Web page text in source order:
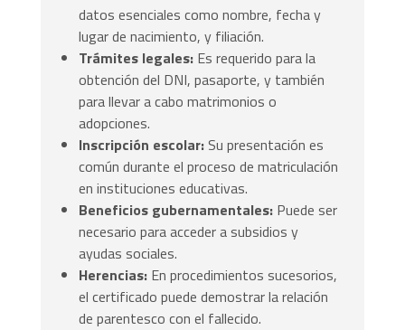
datos esenciales como nombre, fecha y
lugar de nacimiento, y filiación.
Trámites legales: Es requerido para la
obtención del DNI, pasaporte, y también
para llevar a cabo matrimonios o
adopciones.
Inscripción escolar: Su presentación es
común durante el proceso de matriculación
en instituciones educativas.
Beneficios gubernamentales: Puede ser
necesario para acceder a subsidios y
ayudas sociales.
Herencias: En procedimientos sucesorios,
el certificado puede demostrar la relación
de parentesco con el fallecido.